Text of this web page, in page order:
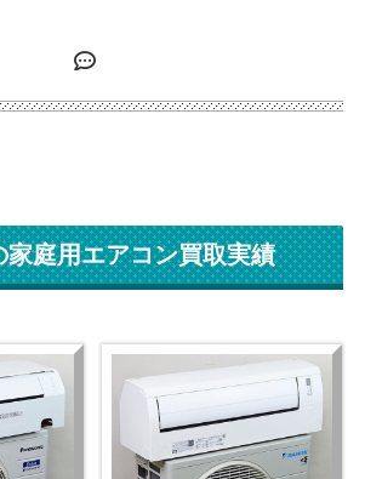
家庭用エアコン買取実績